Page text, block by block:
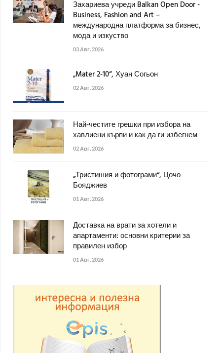
Захариева учреди Balkan Open Door -
Business, Fashion and Art –
международна платформа за бизнес,
мода и изкуство
03 Авг. 2026
„Mater 2-10“, Хуан Согьон
02 Авг. 2026
Най-честите грешки при избора на
хавлиени кърпи и как да ги избегнем
02 Авг. 2026
„Тристишия и фотограми“, Цочо
Бояджиев
01 Авг. 2026
Доставка на врати за хотели и
апартаменти: основни критерии за
правилен избор
01 Авг. 2026